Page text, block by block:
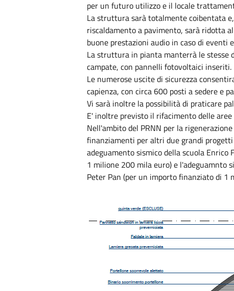
per un futuro utilizzo e il locale
La struttura sarà totalmente coibentata
riscaldamento a pavimento, sarà ridotta
buone prestazioni audio in caso di eventi
La struttura in pianta manterrà le stesse
campate, con pannelli fotovoltaici inseriti.
Le numerose uscite di sicurezza
capienza, con circa 600 posti a sedere e
Vi sarà inoltre la possibilità di praticare
E' inoltre previsto il rifacimento delle
Nell'ambito del PRNN per la
finanziamenti per altri due grandi
adeguamento sismico della scuola
1 milione 200 mila euro) e l'adeguamnto
Peter Pan (per un importo finanziato di 1